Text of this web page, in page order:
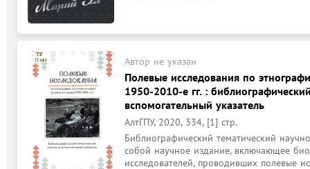
Автор не указан
Полевые исследования по
1950-2010-е гг. :
вспомогательный указатель
АлтГПУ, 2020, 334, [1] стр.
Библиографический тематический
собой научное издание, включающее
исследователей, проводивших полевые